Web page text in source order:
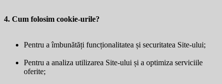
4. Cum folosim cookie-urile?
Pentru a îmbunătăți funcționalitatea și securitatea Site-ului;
Pentru a analiza utilizarea Site-ului și a optimiza serviciile
oferite;